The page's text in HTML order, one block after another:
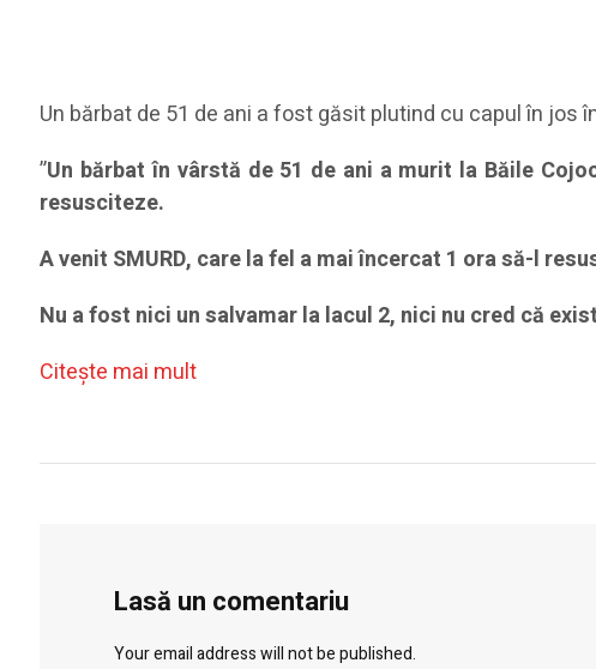
Un bărbat de 51 de ani a fost găsit plutind cu capul în jos
”Un bărbat în vârstă de 51 de ani a murit la Băile
resusciteze.
A venit SMURD, care la fel a mai încercat 1 ora să-l
Nu a fost nici un salvamar la lacul 2, nici nu cred că
Citeşte mai mult
Lasă un comentariu
Your email address will not be published.